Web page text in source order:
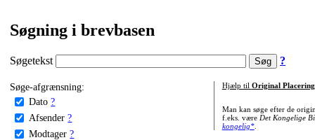
Søgning i brevbasen
Søgetekst ?
Søge-afgrænsning:
Dato ?
Afsender ?
Modtager ?
Hjælp til Original Placering
Man kan søge efter de
f.eks. være Det Kongelige
kongelig*.